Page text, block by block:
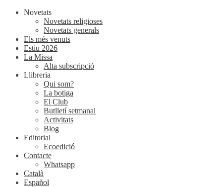
Novetats
Novetats religioses
Novetats generals
Els més venuts
Estiu 2026
La Missa
Alta subscripció
Llibreria
Qui som?
La botiga
El Club
Butlletí setmanal
Activitats
Blog
Editorial
Ecoedició
Contacte
Whatsapp
Català
Español